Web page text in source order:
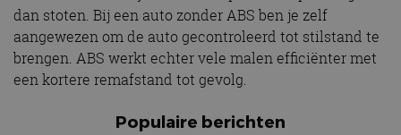
dan stoten. Bij een auto zonder ABS ben je zelf
aangewezen om de auto gecontroleerd tot stilstand te
brengen. ABS werkt echter vele malen efficiënter met
een kortere remafstand tot gevolg.
Populaire berichten